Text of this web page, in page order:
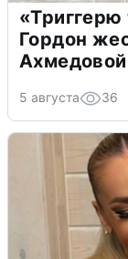
«Триггерю
Гордон
5 августа 36